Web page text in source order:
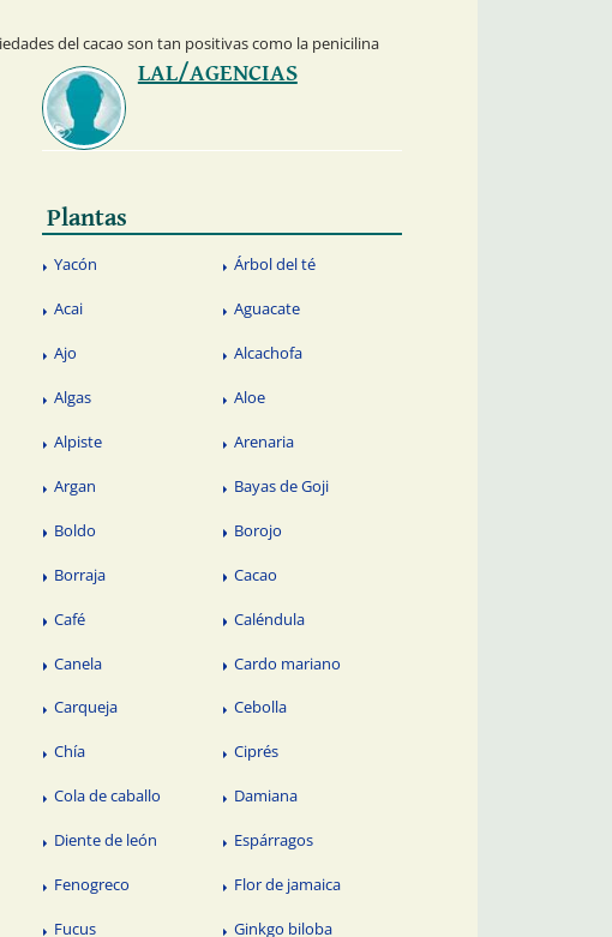
del cacao son tan positivas como la penicilina
LAL/AGENCIAS
Plantas
Yacón Árbol del té
Acai Aguacate
Ajo Alcachofa
Algas Aloe
Alpiste Arenaria
Argan Bayas de Goji
Boldo Borojo
Borraja Cacao
Café Caléndula
Canela Cardo mariano
Carqueja Cebolla
Chía Ciprés
Cola de caballo Damiana
Diente de león Espárragos
Fenogreco Flor de jamaica
Fucus Ginkgo biloba